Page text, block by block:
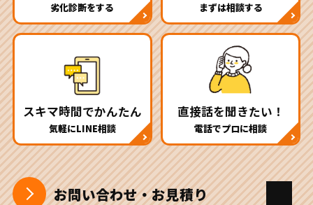
劣化診断をする まずは相談する
スキマ時間でかんたん
気軽にLINE相談
直接話を聞きたい！
電話でプロに相談
お問い合わせ・お見積り